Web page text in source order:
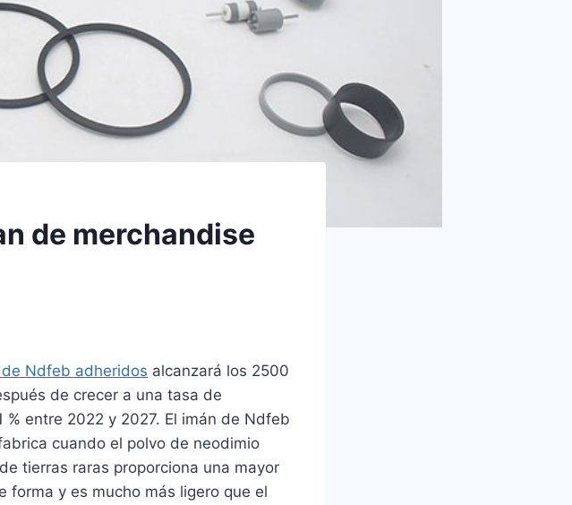
de merchandise
Ndfeb adheridos alcanzará los 2500
de crecer a una tasa de
entre 2022 y 2027. El imán de Ndfeb
cuando el polvo de neodimio
tierras raras proporciona una mayor
y es mucho más ligero que el